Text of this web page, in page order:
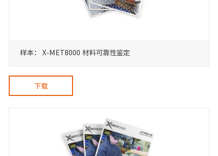
样本： X-MET8000 材料可靠性鉴定
下载